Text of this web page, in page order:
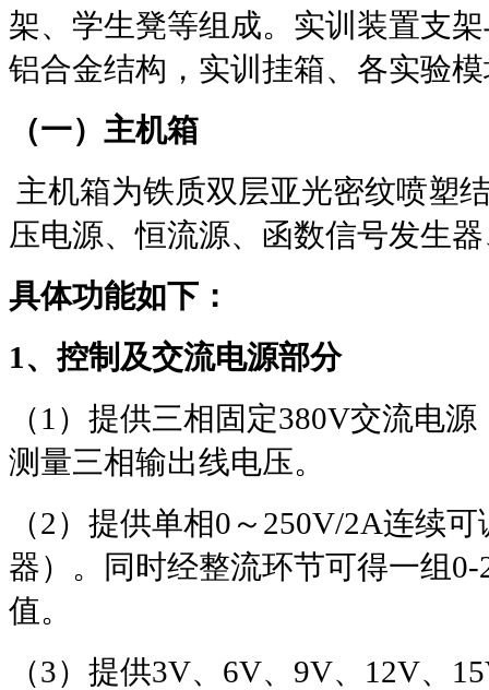
架、学生凳等组成。实训装置支
铝合金结构，实训挂箱、各实验
（一）主机箱
主机箱为铁质双层亚光密纹喷塑
压电源、恒流源、函数信号发生
具体功能如下：
1、控制及交流电源部分
（1 ）提供三相固定380V交流电源
测量三相输出线电压。
（2）提供单相0 ～ 250V/2A连续可
器）。同时经整流环节可得一组0-
值。
（3）提供3V、 6V、 9V、 12V、